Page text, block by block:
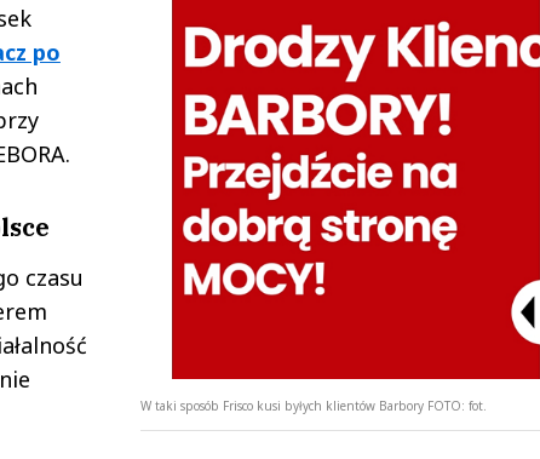
W taki sposób Frisco kusi byłych klientów Barbory FOTO:fot.
po
czasu